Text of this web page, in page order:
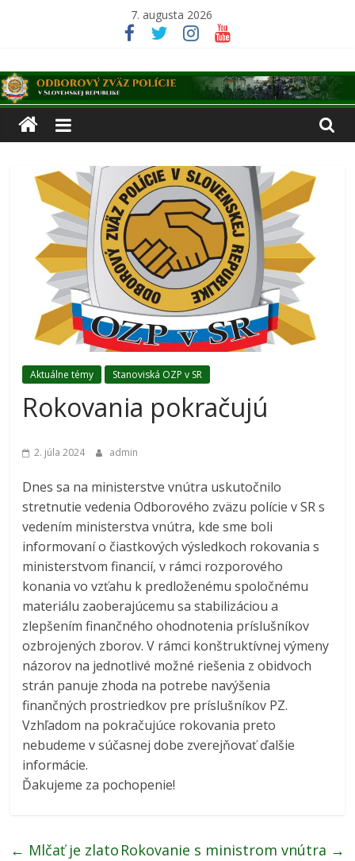
7. augusta 2026
Odborový
zväz
polície
Slovenskej
republike
Aktuálne témy Stanoviská OZP v SR
Rokovania pokračujú
2. júla 2024 admin
Dnes sa na ministerstve vnútra uskutočnilo
stretnutie vedenia Odborového zväzu polície v SR s
vedením ministerstva vnútra, kde sme boli
informovaní o čiastkových výsledkoch rokovania s
ministerstvom financií, v rámci rozporového
konania vo vzťahu k predloženému spoločnému
materiálu zaoberajúcemu sa stabilizáciou a
zlepšením finančného ohodnotenia príslušníkov
ozbrojených zborov. V rámci konštruktívnej výmeny
názorov na jednotlivé možné riešenia z obidvoch
strán panuje zhoda na potrebe navýšenia
finančných prostriedkov pre príslušníkov PZ.
Vzhľadom na pokračujúce rokovania preto
nebudeme v súčasnej dobe zverejňovať ďalšie
informácie.
Ďakujeme za pochopenie!
← Mlčať je zlato Rokovanie s ministrom vnútra →